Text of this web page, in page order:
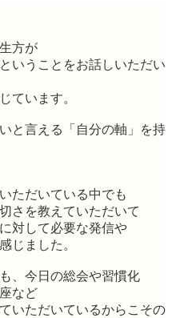
方が
いうことをお話しいただい
ています。
と言える「自分の軸」を持
ただいている中でも
さを教えていただいて
対して必要な発信や
じました。
、今日の総会や習慣化
など
いただいているからこその